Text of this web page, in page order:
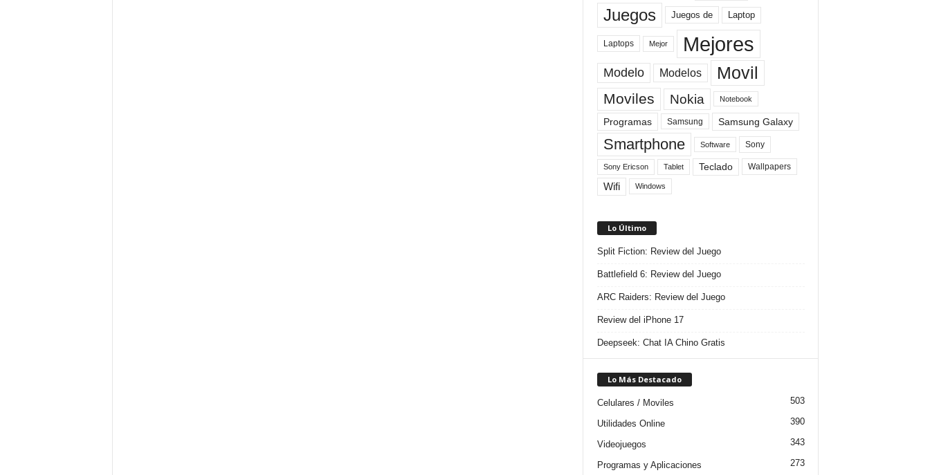
Juegos Juegos de Laptop
Laptops Mejor Mejores
Modelo Modelos Movil
Moviles Nokia Notebook
Programas Samsung Samsung Galaxy
Smartphone Software Sony
Sony Ericson Tablet Teclado Wallpapers
Wifi Windows
Lo Último
Split Fiction: Review del Juego
Battlefield 6: Review del Juego
ARC Raiders: Review del Juego
Review del iPhone 17
Deepseek: Chat IA Chino Gratis
Lo Más Destacado
Celulares / Moviles 503
Utilidades Online 390
Videojuegos 343
Programas y Aplicaciones 273